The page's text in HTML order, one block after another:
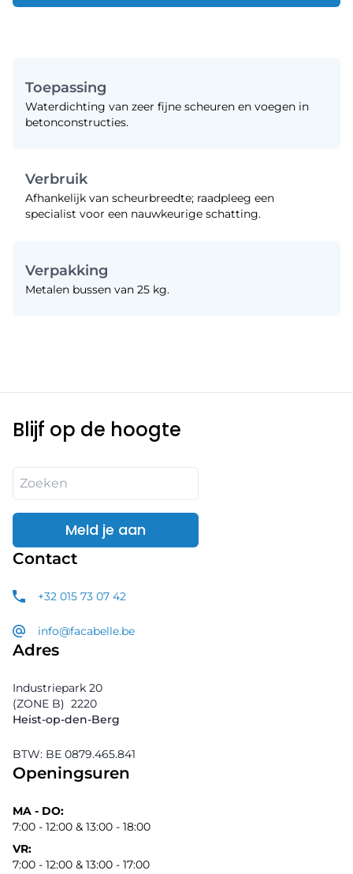
Toepassing
Waterdichting van zeer fijne scheuren en voegen in
betonconstructies.
Verbruik
Afhankelijk van scheurbreedte; raadpleeg een
specialist voor een nauwkeurige schatting.
Verpakking
Metalen bussen van 25 kg.
Blijf op de hoogte
Meld je aan
Contact
+32 015 73 07 42
info@facabelle.be
Adres
Industriepark 20
(ZONE B) 2220
Heist-op-den-Berg
BTW: BE 0879.465.841
Openingsuren
MA - DO:
7:00 - 12:00 & 13:00 - 18:00
VR:
7:00 - 12:00 & 13:00 - 17:00